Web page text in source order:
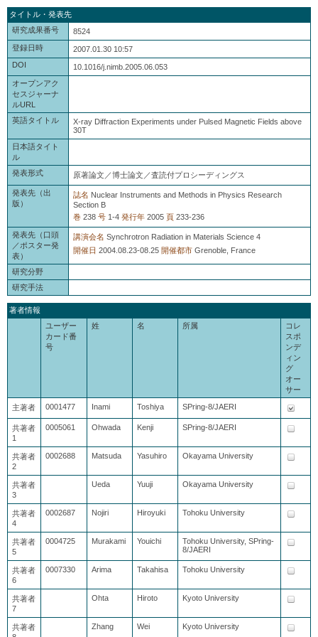
タイトル・発表先
研究成果番号
8524
登録日時
2007.01.30 10:57
DOI
10.1016/j.nimb.2005.06.053
オープンアク
セスジャーナ
ルURL
英語タイトル
X-ray Diffraction Experiments under Pulsed Magnetic Fields above
30T
日本語タイト
ル
発表形式
原著論文／博士論文／査読付プロシーディングス
発表先（出
版）
誌名 Nuclear Instruments and Methods in Physics Research
Section B
巻 238 号 1-4 発行年 2005 頁 233-236
発表先（口頭
／ポスター発
表）
講演会名 Synchrotron Radiation in Materials Science 4
開催日 2004.08.23-08.25 開催都市 Grenoble, France
研究分野
研究手法
著者情報
ユーザー
カード番
号
姓 名 所属
コレ
スポ
ンデ
ィン
グ
オー
サー
主著者 0001477 Inami Toshiya SPring-8/JAERI
共著者
1
0005061 Ohwada Kenji SPring-8/JAERI
共著者
2
0002688 Matsuda Yasuhiro Okayama University
共著者
3
Ueda Yuuji Okayama University
共著者
4
0002687 Nojiri Hiroyuki Tohoku University
共著者
5
0004725 Murakami Youichi
Tohoku University, SPring-
8/JAERI
共著者
6
0007330 Arima Takahisa Tohoku University
共著者
7
Ohta Hiroto Kyoto University
共著者
Zhang Wei Kyoto University